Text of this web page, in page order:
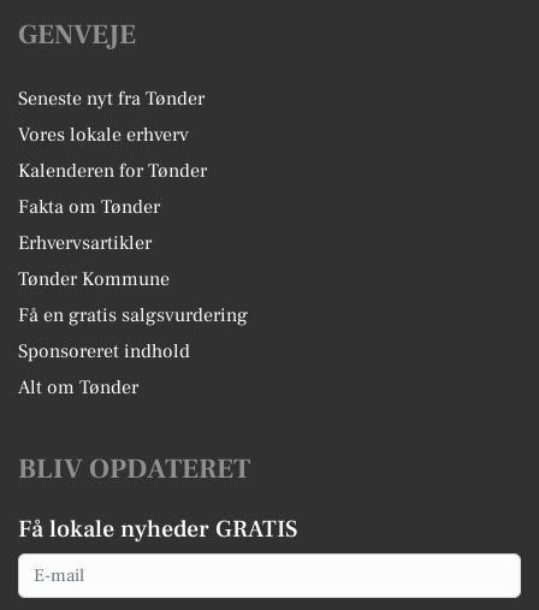
GENVEJE
Seneste nyt fra Tønder
Vores lokale erhverv
Kalenderen for Tønder
Fakta om Tønder
Erhvervsartikler
Tønder Kommune
Få en gratis salgsvurdering
Sponsoreret indhold
Alt om Tønder
BLIV OPDATERET
Få lokale nyheder GRATIS
Email